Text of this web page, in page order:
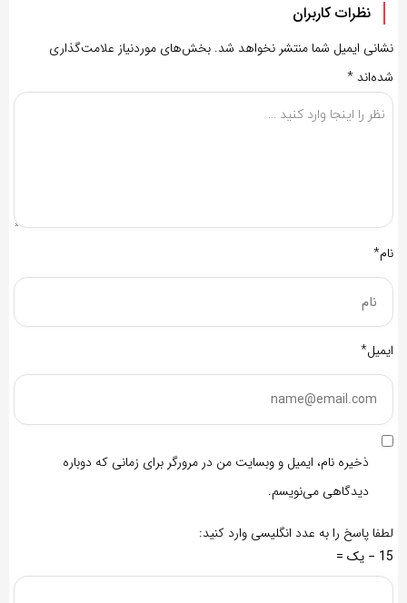
نظرات کاربران
نشانی ایمیل شما منتشر نخواهد شد. بخش‌های موردنیاز علامت‌گذاری
شده‌اند *
نام*
ایمیل*
ذخیره نام، ایمیل و وبسایت من در مرورگر برای زمانی که دوباره
دیدگاهی می‌نویسم.
لطفا پاسخ را به عدد انگلیسی وارد کنید:
15 − یک =